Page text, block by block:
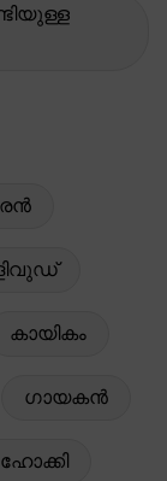
കായികം
ഗായകൻ
ഹോക്കി